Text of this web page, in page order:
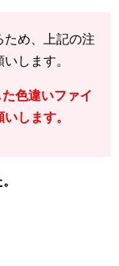
「3」に「+
する」をタ
ため、上記の注
します。
色違いファイ
します。